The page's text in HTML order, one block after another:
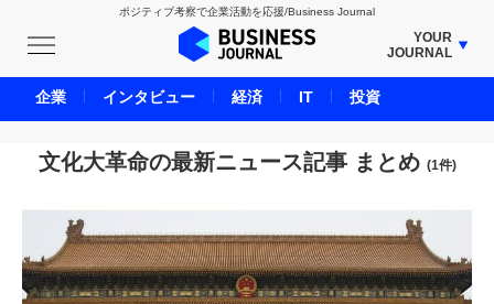
ポジティブ考察で企業活動を応援/Business Journal
YOUR
JOURNAL
BUSINESS JOURNAL
UNICORN JOURNAL
CARBON CREDITS JOURNAL
ENERGY MANAGEMENT JOURNAL
INBOUND JOURNAL
LIFE ENDING JOURNAL
文化大革命の最新ニュース記事 まとめ (1件)
企業 インタビュー 経済 IT 投資